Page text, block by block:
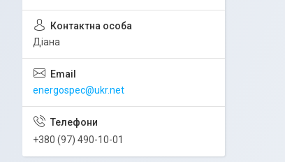
Діана
energospec@ukr.net
+380 (97) 490-10-01